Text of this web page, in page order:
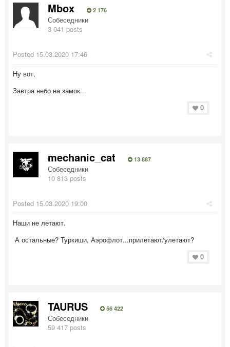
Mbox 2 176
Собеседники
3 041 posts
Posted 15.03.2020 17:46
Ну вот,
Завтра небо на замок...
0
mechanic_cat 13 887
Собеседники
10 813 posts
Posted 15.03.2020 19:00
Наши не летают.
А остальные? Туркиши, Аэрофлот...прилетают/улетают?
0
TAURUS 56 422
Собеседники
59 417 posts